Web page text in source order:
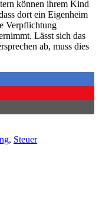
können ihrem Kind
dort ein Eigenheim
Verpflichtung
Lässt sich das
ab, muss dies
, Steuer